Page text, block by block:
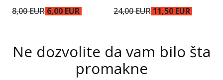
8,00 EUR 6,00 EUR 24,00 EUR 11,50 EUR
Ne dozvolite da vam bilo šta
promakne